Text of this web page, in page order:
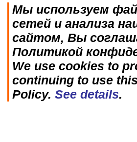
Мы используем
сетей и анализа
сайтом, Вы
Политикой
We use cookies to
continuing to use
Policy. See details.